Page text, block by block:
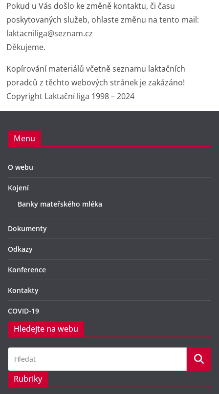
Pokud u Vás došlo ke změně kontaktu, či času
poskytovaných služeb, ohlaste změnu na tento mail:
laktacniliga@seznam.cz
Děkujeme.
Kopírování materiálů včetně seznamu laktačních
poradců z těchto webových stránek je zakázáno!
Copyright Laktační liga 1998 – 2024
Menu
O webu
Kojení
Banky mateřského mléka
Dokumenty
Odkazy
Konference
Kontakty
COVID-19
Hledejte na webu
Rubriky